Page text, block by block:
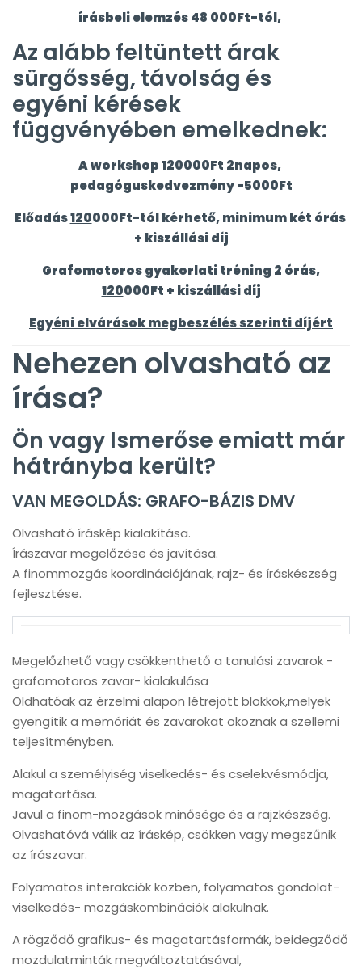
írásbeli elemzés 48 000Ft-tól,
Az alább feltüntett árak
sürgősség, távolság és
egyéni kérések
függvényében emelkednek:
A workshop120000Ft 2napos,
pedagóguskedvezmény -5000Ft
Előadás120000Ft-tól kérhető, minimum két órás
+ kiszállási díj
Grafomotoros gyakorlati tréning 2 órás,
120000Ft + kiszállási díj
Egyéni elvárások megbeszélés szerinti díjért
Nehezen olvasható az
írása?
Ön vagy Ismerőse emiatt már
hátrányba került?
VAN MEGOLDÁS: GRAFO-BÁZIS DMV
Olvasható íráskép kialakítása.
Írászavar megelőzése és javítása.
A finommozgás koordinációjának, rajz- és íráskészség
fejlesztése.
Megelőzhető vagy csökkenthető a tanulási zavarok -
grafomotoros zavar- kialakulása
Oldhatóak az érzelmi alapon létrejött blokkok,melyek
gyengítik a memóriát és zavarokat okoznak a szellemi
teljesítményben.
Alakul a személyiség viselkedés- és cselekvésmódja,
magatartása.
Javul a finom-mozgások minősége és a rajzkészség.
Olvashatóvá válik az íráskép, csökken vagy megszűnik
az írászavar.
Folyamatos interakciók közben, folyamatos gondolat-
viselkedés- mozgáskombinációk alakulnak.
A rögződő grafikus- és magatartásformák, beidegződő
mozdulatminták megváltoztatásával,